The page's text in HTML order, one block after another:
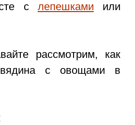
с лепешками или
рассмотрим, как
с овощами в